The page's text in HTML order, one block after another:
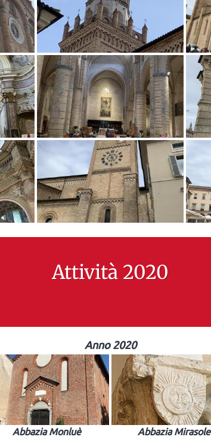
Attività 2020
Anno 2020
Abbazia Monluè Abbazia Mirasole